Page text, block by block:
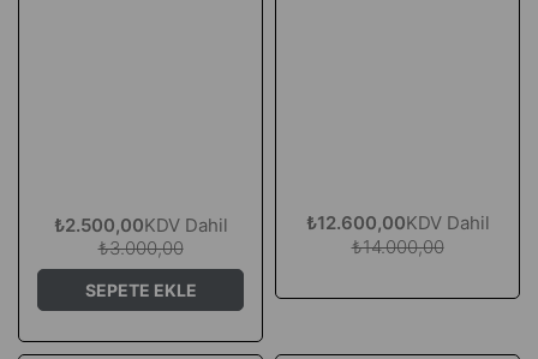
₺2.500,00KDV Dahil
₺3.000,00
SEPETE EKLE
₺12.600,00KDV Dahil
₺14.000,00